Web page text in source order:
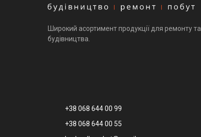
Широкий асортимент продукції для ремонту та
будівництва.
+38 068 644 00 99
+38 068 644 00 55